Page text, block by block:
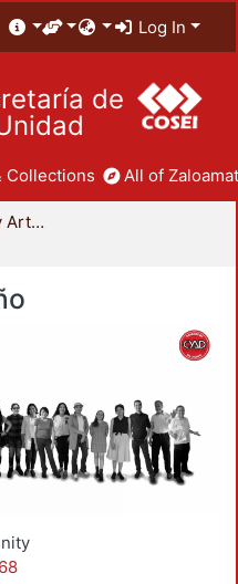
Log In
de
Collections All of
División de Ciencias y Artes para el Diseño